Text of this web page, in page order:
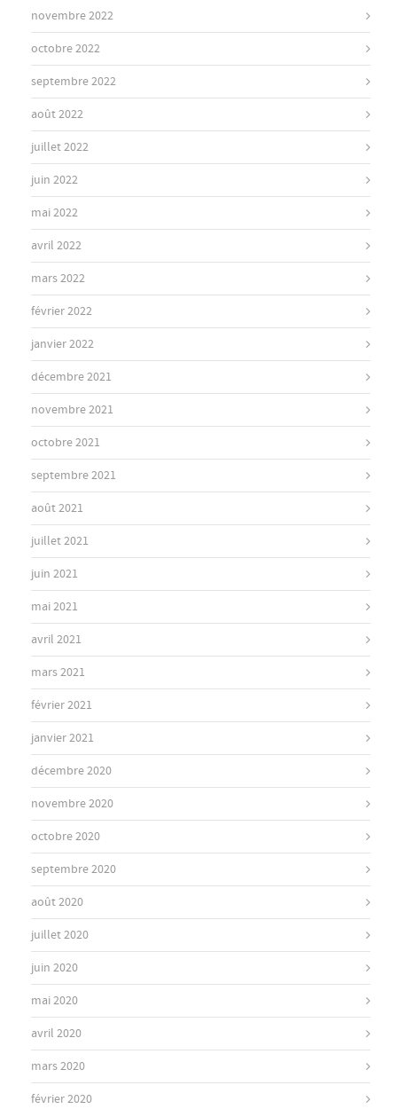
novembre 2022
octobre 2022
septembre 2022
août 2022
juillet 2022
juin 2022
mai 2022
avril 2022
mars 2022
février 2022
janvier 2022
décembre 2021
novembre 2021
octobre 2021
septembre 2021
août 2021
juillet 2021
juin 2021
mai 2021
avril 2021
mars 2021
février 2021
janvier 2021
décembre 2020
novembre 2020
octobre 2020
septembre 2020
août 2020
juillet 2020
juin 2020
mai 2020
avril 2020
mars 2020
février 2020